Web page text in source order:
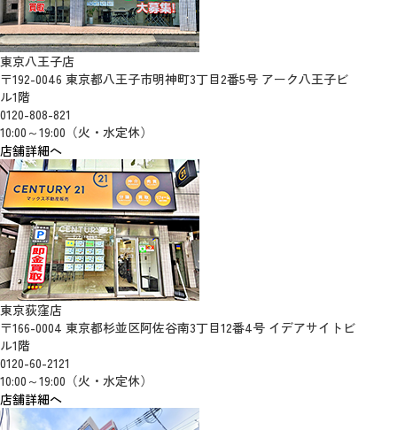
東京八王子店
〒192-0046 東京都八王子市明神町3丁目2番5号 アーク八王子ビ
ル1階
0120-808-821
10:00～19:00（火・水定休）
店舗詳細へ
東京荻窪店
〒166-0004 東京都杉並区阿佐谷南3丁目12番4号 イデアサイトビ
ル1階
0120-60-2121
10:00～19:00（火・水定休）
店舗詳細へ